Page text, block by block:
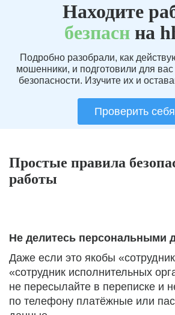
Находите
безпаснна
Подробно разобрали, как
мошенники, и подготовили для
безопасности. Изучите их и
Проверить себя
Простые правила
работы
Не делитесь персональными
Даже если это якобы
«сотрудник исполнительных
не пересылайте в переписке и
по телефону платёжные или